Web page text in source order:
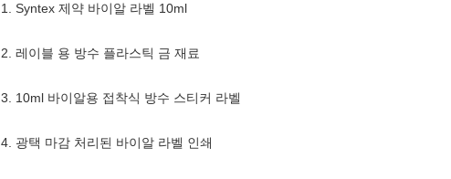
1. Syntex 제약 바이알 라벨 10ml
2. 레이블 용 방수 플라스틱 금 재료
3. 10ml 바이알용 접착식 방수 스티커 라벨
4. 광택 마감 처리된 바이알 라벨 인쇄